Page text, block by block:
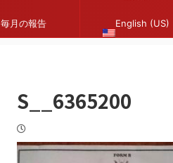
毎月の報告 English (US)
S__6365200